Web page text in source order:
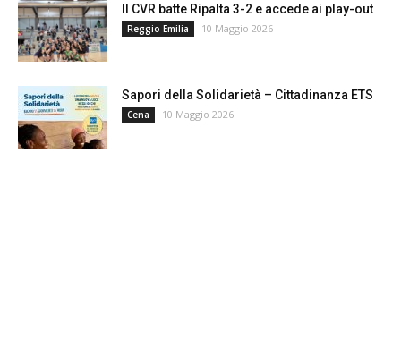
Il CVR batte Ripalta 3-2 e accede ai play-out
Reggio Emilia 10 Maggio 2026
Sapori della Solidarietà – Cittadinanza ETS
Cena 10 Maggio 2026